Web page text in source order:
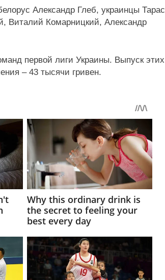
Александр Глеб, украинцы Тарас
Виталий Комарницкий, Александр
первой лиги Украины. Выпуск этих
– 43 тысячи гривен.